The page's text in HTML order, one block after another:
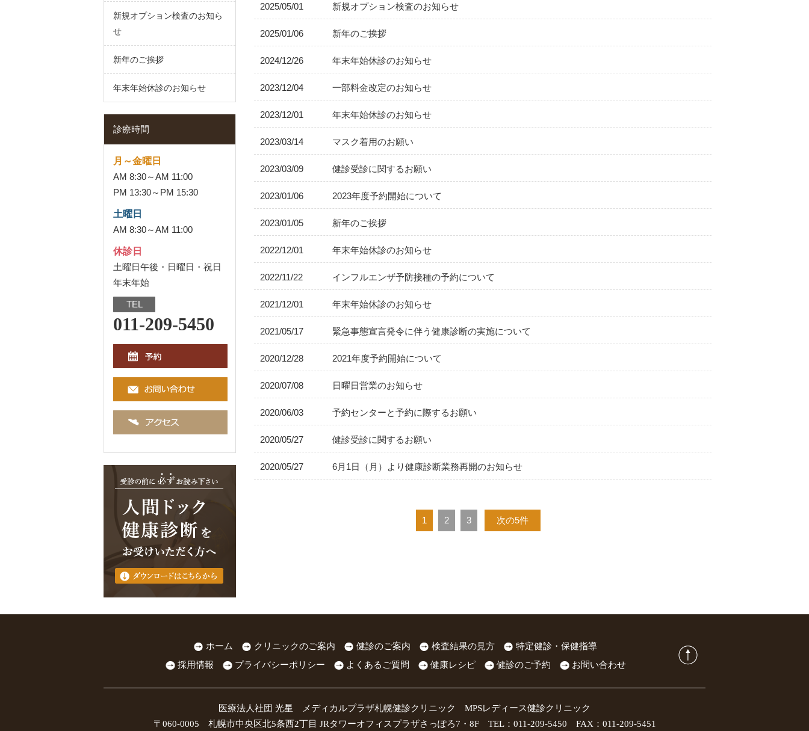
新規オプション検査のお知ら
せ
新年のご挨拶
年末年始休診のお知らせ
診療時間
月～金曜日
AM 8:30～AM 11:00
PM 13:30～PM 15:30
土曜日
AM 8:30～AM 11:00
休診日
土曜日午後・日曜日・祝日
年末年始
TEL
011-209-5450
2025/05/01 新規オプション検査のお知らせ
2025/01/06 新年のご挨拶
2024/12/26 年末年始休診のお知らせ
2023/12/04 一部料金改定のお知らせ
2023/12/01 年末年始休診のお知らせ
2023/03/14 マスク着用のお願い
2023/03/09 健診受診に関するお願い
2023/01/06 2023年度予約開始について
2023/01/05 新年のご挨拶
2022/12/01 年末年始休診のお知らせ
2022/11/22 インフルエンザ予防接種の予約について
2021/12/01 年末年始休診のお知らせ
2021/05/17 緊急事態宣言発令に伴う健康診断の実施について
2020/12/28 2021年度予約開始について
2020/07/08 日曜日営業のお知らせ
2020/06/03 予約センターと予約に際するお願い
2020/05/27 健診受診に関するお願い
2020/05/27 6月1日（月）より健康診断業務再開のお知らせ
1 2 3 次の5件
ホーム クリニックのご案内 健診のご案内 検査結果の見方
特定健診・保健指導
採用情報
プライバシーポリシー よくあるご質問 健康レシピ 健診のご予約 お問い合わせ
医療法人社団 光星 メディカルプラザ札幌健診クリニック MPSレディース健診クリニック
〒060-0005 札幌市中央区北5条西2丁目 JRタワーオフィスプラザさっぽろ7・8F TEL：011-209-5450 FAX：011-209-5451